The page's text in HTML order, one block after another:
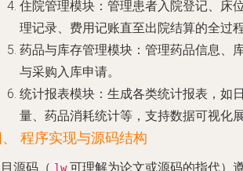
住院管理模块 ：管理患者入院登记、床
理记录、费用记账直至出院结算的全过程
药品与库存管理模块 ：管理药品信息、
与采购入库申请。
统计报表模块 ：生成各类统计报表，如
量、药品消耗统计等，支持数据可视化展
程序实现与源码结构
源码（ lw 可理解为论文或源码的指代）